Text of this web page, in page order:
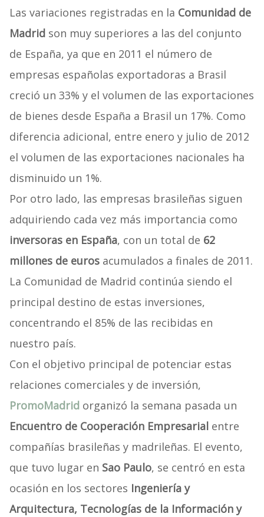
Las variaciones registradas en la Comunidad de
Madridson muy superiores a las del conjunto
de España, ya que en 2011 el número de
empresas españolas exportadoras a Brasil
creció un 33% y el volumen de las exportaciones
de bienes desde España a Brasil un 17%. Como
diferencia adicional, entre enero y julio de 2012
el volumen de las exportaciones nacionales ha
disminuido un 1%.
Por otro lado, las empresas brasileñas siguen
adquiriendo cada vez más importancia como
inversoras en España, con un total de 62
millones de eurosacumulados a finales de 2011.
La Comunidad de Madrid continúa siendo el
principal destino de estas inversiones,
concentrando el 85% de las recibidas en
nuestro país.
Con el objetivo principal de potenciar estas
relaciones comerciales y de inversión,
PromoMadridorganizó la semana pasada un
Encuentro de Cooperación Empresarialentre
compañías brasileñas y madrileñas. El evento,
que tuvo lugar en Sao Paulo, se centró en esta
ocasión en los sectores Ingeniería y
Arquitectura, Tecnologías de la Información y